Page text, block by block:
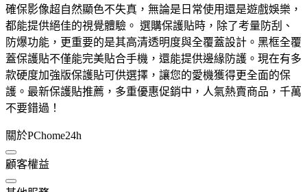
確保影像超自然顯色不失真，無論是日常使用還是遊戲娛樂，
都能提供絕佳的視覺體驗。 選購保護貼時，除了考量防刮、
防爆功能，更重要的是其高清透明度與全覆蓋設計。黑框全覆
蓋保護貼不僅能完美貼合手機，還能提供邊緣防護。現在有多
款硬度加強版保護貼可供選擇，讓您的愛機獲得更全面的保
護。最新保護貼推薦，多重優惠促銷中，人氣熱賣商品，千萬
不要錯過！
關於PChome24h
顧客權益